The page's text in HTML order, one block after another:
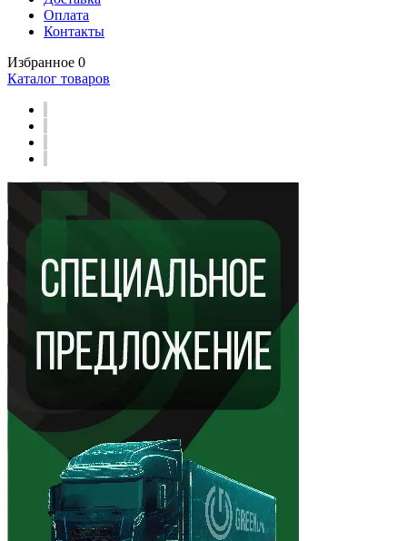
Оплата
Контакты
Избранное 0
Каталог товаров